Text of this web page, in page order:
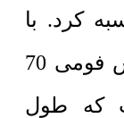
کرد. با
توجه به اینکه طول دیوارپوش فومی 70
که طول